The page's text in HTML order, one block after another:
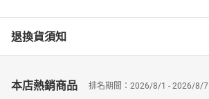
有聲書
【本書特色】
退換貨須知
本店熱銷商品 排名期間：2026/8/1 - 2026/8/7